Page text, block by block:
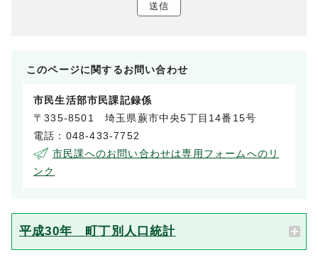
送信
このページに関するお問い合わせ
市民生活部市民課記録係
〒335-8501 埼玉県蕨市中央5丁目14番15号
電話：048-433-7752
市民課へのお問い合わせは専用フォームへのリ
ンク
平成30年 町丁別人口統計